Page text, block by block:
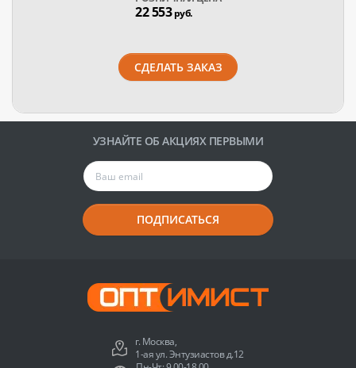
22 553руб.
СДЕЛАТЬ ЗАКАЗ
УЗНАЙТЕ ОБ АКЦИЯХ ПЕРВЫМИ
ПОДПИСАТЬСЯ
г. Москва,
1-ая ул. Энтузиастов д.12